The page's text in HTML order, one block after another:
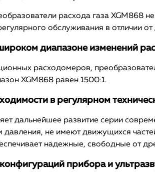
расхода газа XGM868
обслуживания в отличии
диапазоне изменений
расходомеров,
XGM868 равен 1500:1.
в регулярном
дальнейшее развитие серии
давления, не имеют движущихся
надежные, свободные от
прибора и